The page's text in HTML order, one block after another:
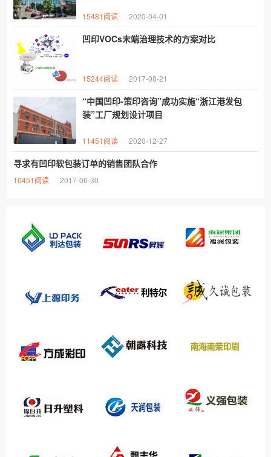
15481阅读 2020-04-01
凹印VOCs末端治理技术的方案对比
15244阅读 2017-08-21
“中国凹印-策印咨询”成功实施“浙江港发包
装”工厂规划设计项目
11451阅读 2020-12-27
寻求有凹印软包装订单的销售团队合作
10451阅读 2017-06-30